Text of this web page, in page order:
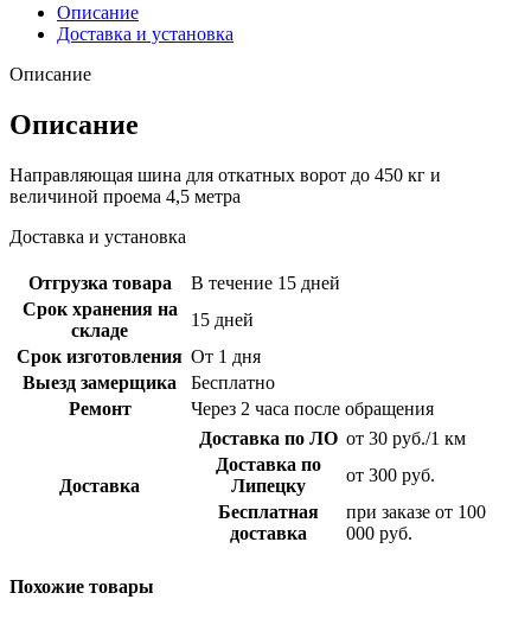
Описание
Доставка и установка
Описание
Описание
Направляющая шина для откатных ворот до 450 кг и
величиной проема 4,5 метра
Доставка и установка
Отгрузка товара
В течение 15 дней
Срок хранения на
складе
15 дней
Срок изготовления От 1 дня
Выезд замерщика
Бесплатно
Ремонт
Через 2 часа после обращения
Доставка
Доставка по ЛО от 30 руб./1 км
Доставка по
Липецку
от 300 руб.
Бесплатная
доставка
при заказе от 100
000 руб.
Похожие товары